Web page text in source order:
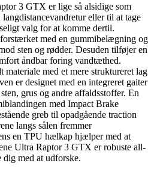
3 GTX er lige så alsidige som
eller til at tage
valg for at komme dertil.
med en gummibelægning og
sten og rødder. Desuden tilføjer en
åndbar foring vandtæthed.
med et mere struktureret lag
er designet med en integreret gaiter
grus og andre affaldsstoffer. En
med Impact Brake
greb til opadgående traction
langs sålen fremmer
en TPU hælkap hjælper med at
Ultra Raptor 3 GTX er robuste all-
med at udforske.